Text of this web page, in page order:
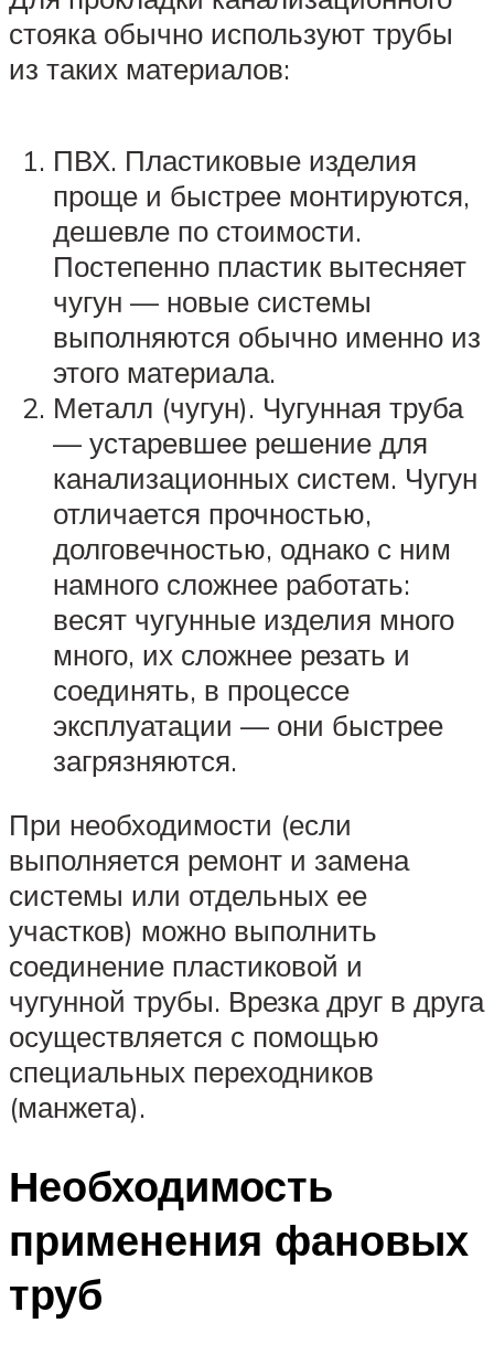
стояка обычно используют трубы
из таких материалов:
ПВХ. Пластиковые изделия
проще и быстрее монтируются,
дешевле по стоимости.
Постепенно пластик вытесняет
чугун — новые системы
выполняются обычно именно из
этого материала.
Металл (чугун). Чугунная труба
— устаревшее решение для
канализационных систем. Чугун
отличается прочностью,
долговечностью, однако с ним
намного сложнее работать:
весят чугунные изделия много
много, их сложнее резать и
соединять, в процессе
эксплуатации — они быстрее
загрязняются.
При необходимости (если
выполняется ремонт и замена
системы или отдельных ее
участков) можно выполнить
соединение пластиковой и
чугунной трубы. Врезка друг в друга
осуществляется с помощью
специальных переходников
(манжета).
Необходимость
применения фановых
труб